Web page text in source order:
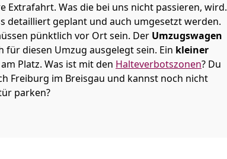
Extrafahrt. Was die bei uns nicht passieren, wird.
detailliert geplant und auch umgesetzt werden.
pünktlich vor Ort sein. Der Umzugswagen
für diesen Umzug ausgelegt sein. Ein kleiner
Platz. Was ist mit den Halteverbotszonen? Du
Freiburg im Breisgau und kannst noch nicht
parken?